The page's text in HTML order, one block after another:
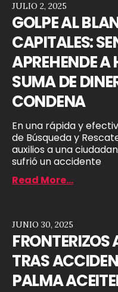
GOLPE AL
CAPITALES:
APREHENDE
SUMA DE
CONDENA
En una rápida y
de Búsqueda y
auxilios a una
sufrió un accidente
JULIO 2, 2025
Read More...
TRAS
PALMA
JUNIO 30, 2025